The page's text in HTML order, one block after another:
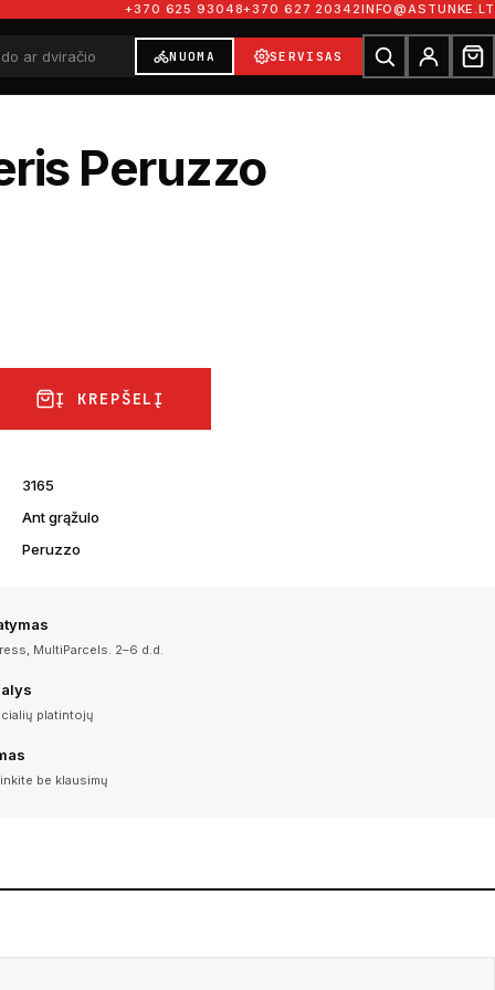
+370 625 93048+370 627 20342INFO@ASTUNKE.LT
NUOMA SERVISAS
Peruzzo
Į KREPŠELĮ
3165
Ant grąžulo
Peruzzo
MultiParcels. 2–6 d.d.
platintojų
be klausimų